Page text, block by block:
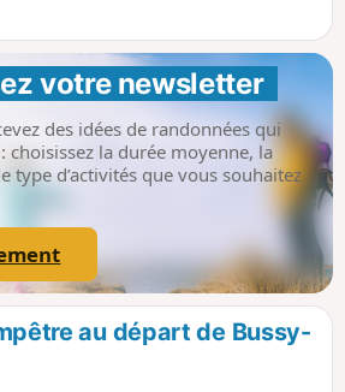
votre newsletter
des idées de randonnées qui
choisissez la durée moyenne, la
type d’activités que vous souhaitez
au départ de Bussy-